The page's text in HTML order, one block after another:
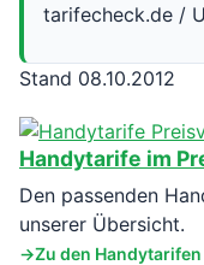
tarifecheck.de /
Stand 08.10.2012
Handytarife im
Den passenden
unserer Übersicht.
Zu den Handytarifen